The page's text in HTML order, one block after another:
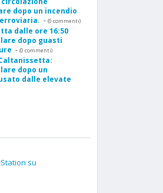
dopo un incendio
- (0 commenti)
dalle ore 16:50
dopo guasti
- (0 commenti)
dopo un
dalle elevate
su